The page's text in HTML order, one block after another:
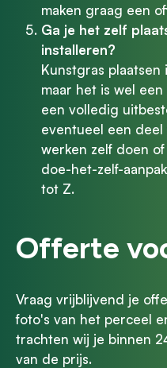
maken graag een
Ga je het zelf
installeren?
Kunstgras plaatsen
maar het is wel
een volledig
eventueel een
werken zelf doen
doe-het-zelf-
tot Z.
Offerte
Vraag vrijblijvend je
foto's van het perceel
trachten wij je binnen
van de prijs.